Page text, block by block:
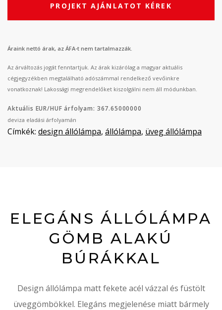
PROJEKT AJÁNLATOT KÉREK
Áraink nettó árak, az ÁFA-t nem tartalmazzák.
Az árváltozás jogát fenntartjuk. Az árak kizárólag a magyar aktuális
cégjegyzékben megtalálható adószámmal rendelkező vevőinkre
vonatkoznak! Lakossági megrendelőket kiszolgálni nem áll módunkban.
Aktuális EUR/HUF árfolyam: 367.65000000
deviza eladási árfolyamán
Címkék: design állólámpa, állólámpa, üveg állólámpa
ELEGÁNS ÁLLÓLÁMPA
GÖMB ALAKÚ
BÚRÁKKAL
Design állólámpa matt fekete acél vázzal és füstölt
üveggömbökkel. Elegáns megjelenése miatt bármely